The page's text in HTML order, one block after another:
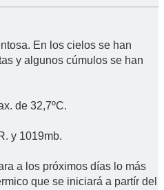
En los cielos se han
y algunos cúmulos se han
de 32,7ºC.
y 1019mb.
a los próximos días lo más
que se iniciará a partír del